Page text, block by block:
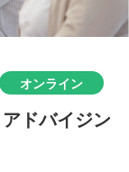
オンライン
ドバイジン